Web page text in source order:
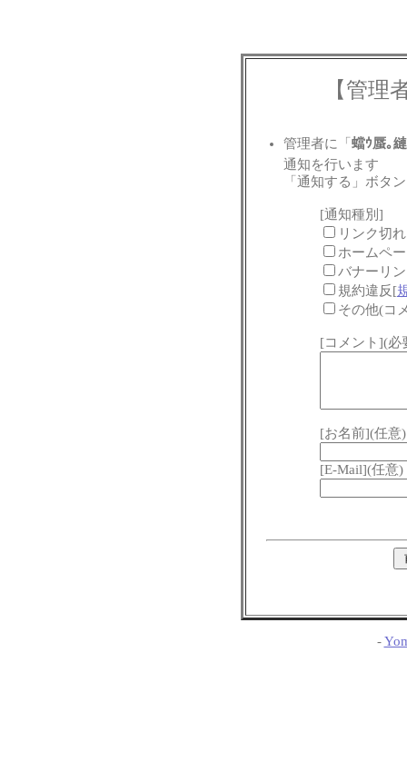
【管理
管理者に「 蟷ｳ蜃｡
通知を行います
「通知する」ボタ
[通知種別]
リンク切れ
ホームペ
バナーリ
規約違反[
その他(コ
[コメント](必
[お名前](任意)
[E-Mail](任意)
-